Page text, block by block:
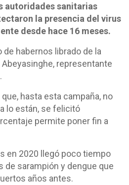
autoridades sanitarias
la presencia del virus
desde hace 16 meses.
habernos librado de la
Abeyasinghe, representante
hasta esta campaña, no
lo están, se felicitó
permite poner fin a
en 2020 llegó poco tiempo
de sarampión y dengue que
años antes.